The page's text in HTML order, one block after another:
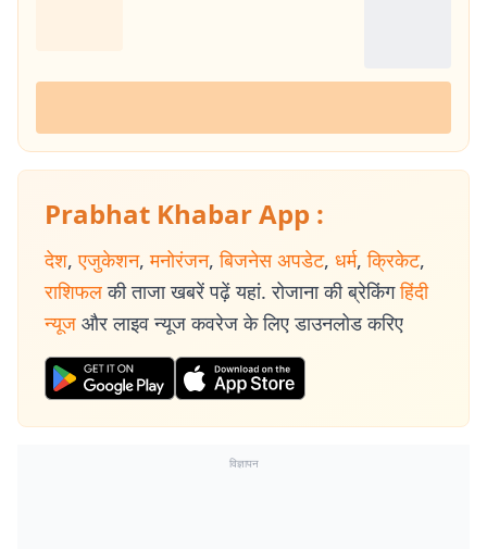
Prabhat Khabar App :
देश, एजुकेशन, मनोरंजन, बिजनेस अपडेट, धर्म, क्रिकेट,
राशिफल की ताजा खबरें पढ़ें यहां. रोजाना की ब्रेकिंग हिंदी
न्यूज और लाइव न्यूज कवरेज के लिए डाउनलोड करिए
विज्ञापन